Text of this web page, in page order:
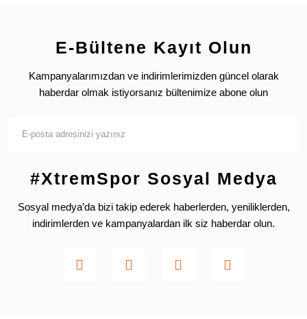
E-Bültene Kayıt Olun
Kampanyalarımızdan ve indirimlerimizden güncel olarak
haberdar olmak istiyorsanız bültenimize abone olun
#XtremSpor Sosyal Medya
Sosyal medya’da bizi takip ederek haberlerden, yeniliklerden,
indirimlerden ve kampanyalardan ilk siz haberdar olun.